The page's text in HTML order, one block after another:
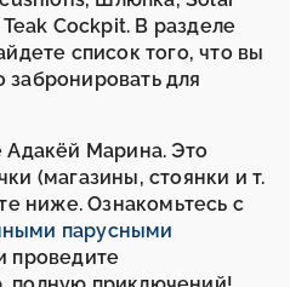
Cockpit. В разделе
список того, что вы
для
Адакёй Марина. Это
(магазины, стоянки и т.
ниже. Ознакомьтесь с
парусными
проведите